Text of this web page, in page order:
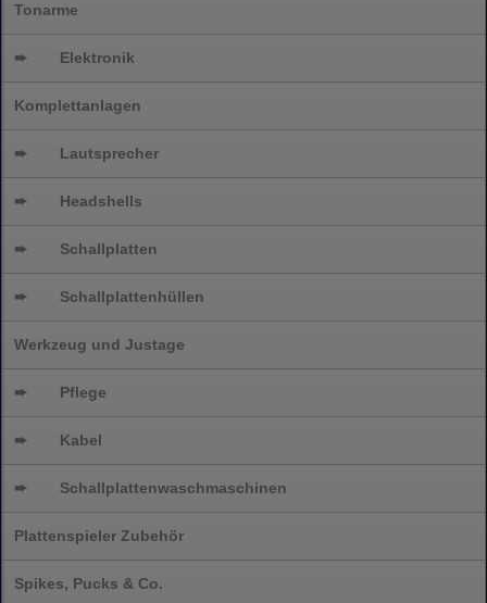
Tonarme
➨ Elektronik
Komplettanlagen
➨ Lautsprecher
➨ Headshells
➨ Schallplatten
➨ Schallplattenhüllen
Werkzeug und Justage
➨ Pflege
➨ Kabel
➨ Schallplattenwaschmaschinen
Plattenspieler Zubehör
Spikes, Pucks & Co.